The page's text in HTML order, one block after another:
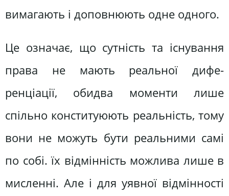
вимага­ють і доповнюють одне одного.
Це означає, що сутність та існуван­ня
права не мають реальної дифе­
ренціації, обидва моменти лише
спільно конституюють реальність, то­му
вони не можуть бути реальними самі
по собі. їх відмінність можлива лише в
мисленні. Але і для уявної відмінності